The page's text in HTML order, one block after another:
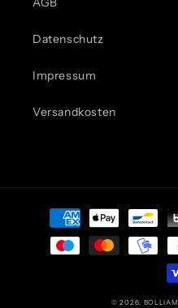
Datenschutz
Impressum
Versandkosten
Zahlungsmethoden
© 2026, BOLLIAM